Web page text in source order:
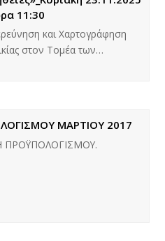
11:30
και Χαρτογράφηση
στον Τομέα των…
ΜΑΡΤΙΟΥ 2017
ΠΡΟΫΠΟΛΟΓΙΣΜΟΥ.